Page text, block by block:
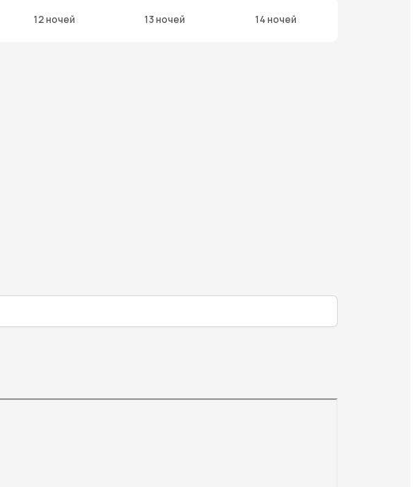
12 ночей 13 ночей 14 ночей